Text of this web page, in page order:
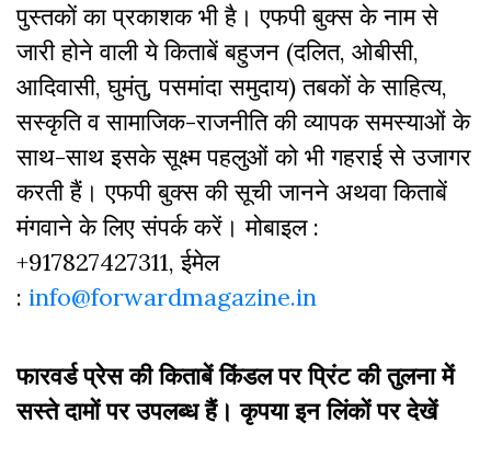
पुस्‍तकों का प्रकाशक भी है। एफपी बुक्‍स के नाम से
जारी होने वाली ये किताबें बहुजन (दलित, ओबीसी,
आदिवासी, घुमंतु, पसमांदा समुदाय) तबकों के साहित्‍य,
सस्‍क‍ृति व सामाजिक-राजनीति की व्‍यापक समस्‍याओं के
साथ-साथ इसके सूक्ष्म पहलुओं को भी गहराई से उजागर
करती हैं। एफपी बुक्‍स की सूची जानने अथवा किताबें
मंगवाने के लिए संपर्क करें। मोबाइल :
+917827427311, ईमेल
: info@forwardmagazine.in
फारवर्ड प्रेस की किताबें किंडल पर प्रिंट की तुलना में
सस्ते दामों पर उपलब्ध हैं। कृपया इन लिंकों पर देखें